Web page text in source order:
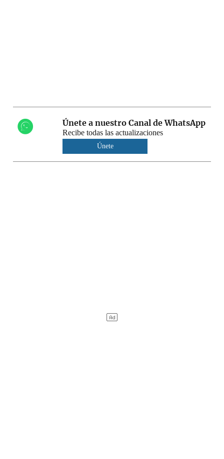
Únete a nuestro Canal de WhatsApp
Recibe todas las actualizaciones
Únete